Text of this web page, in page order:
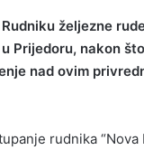
željezne
Prijedoru, nakon
nad ovim
rudnika “Nova